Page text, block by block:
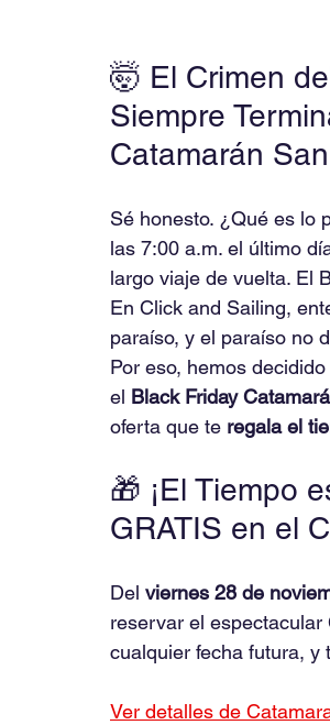
🤯 El Crimen
Siempre
Catamarán
Sé honesto. ¿Qué es lo
las 7:00 a.m. el último
largo viaje de vuelta. El
En Click and Sailing,
paraíso, y el paraíso no
Por eso, hemos
el Black Friday
oferta que te regala el
🎁 ¡El Tiempo
GRATIS en el
Del viernes 28 de
reservar el
cualquier fecha futura, y
Ver detalles de